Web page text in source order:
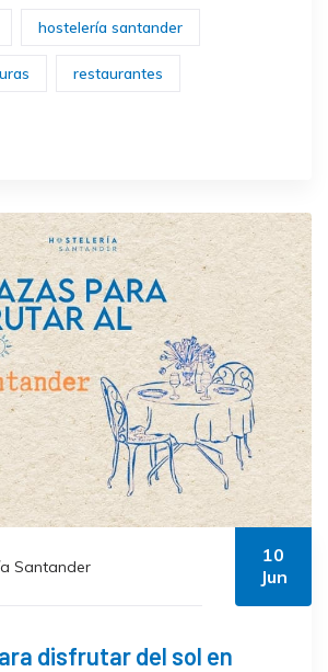
hostelería santander
restaurantes
Santander
10
Jun
disfrutar del sol en